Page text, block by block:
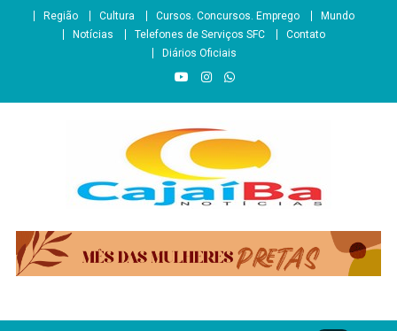
Região Cultura Cursos. Concursos. Emprego
Mundo
Notícias
Telefones de Serviços SFC
Contato
Diários Oficiais
CajaíbaNotícias